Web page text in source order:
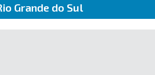
Grande do Sul